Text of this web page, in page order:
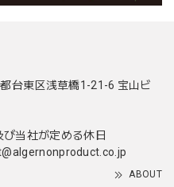
台東区浅草橋1-21-6 宝山ビ
当社が定める休日
ABOUT